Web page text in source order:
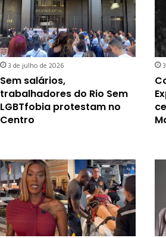
3 de julho de 2026
Sem salários,
trabalhadores do Rio Sem
LGBTfobia protestam no
Centro